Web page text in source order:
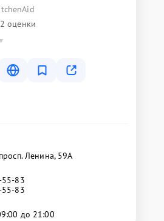
оценки
Ленина, 59А
55-83
55-83
до 21:00